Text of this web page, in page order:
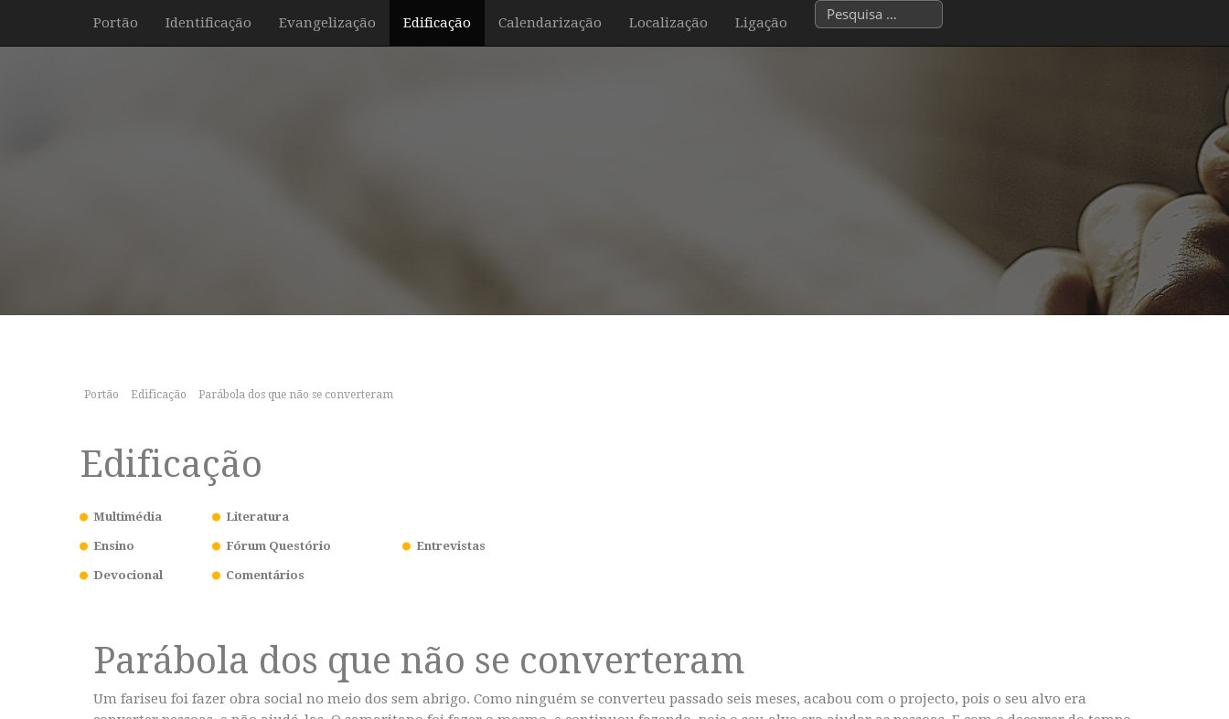
Portão Identificação Evangelização Edificação Calendarização Localização Ligação
Portão Edificação Parábola dos que não se converteram
Edificação
Multimédia
Ensino
Devocional
Literatura
Fórum Questório
Comentários
Entrevistas
Parábola dos que não se converteram
Um fariseu foi fazer obra social no meio dos sem abrigo. Como ninguém se converteu passado seis meses, acabou com o projecto, pois o seu alvo era